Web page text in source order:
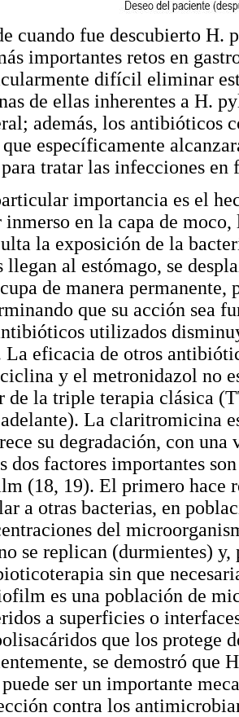
cuando fue descubierto H.
importantes retos en
difícil eliminar
de ellas inherentes a H.
además, los antibióticos
específicamente
tratar las infecciones en
importancia es el
inmerso en la capa de
la exposición de la
llegan al estómago, se
de manera
que su acción sea
utilizados
La eficacia de otros
y el metronidazol no
de la triple terapia clásica
La claritromicina
su degradación, con
dos factores importantes
(18, 19). El primero hace
a otras bacterias, en
del
se replican (durmientes)
sin que
es una población de
a superficies o
que los protege
se demostró
ser un importante
contra los